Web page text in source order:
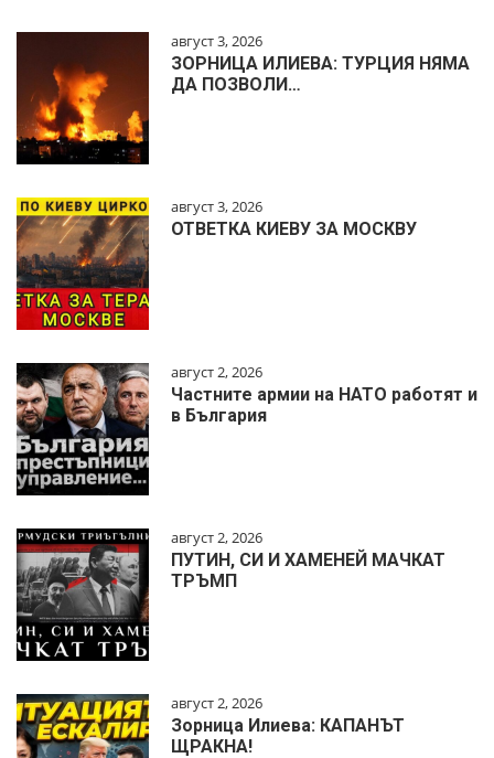
август 3, 2026
ЗОРНИЦА ИЛИЕВА: ТУРЦИЯ НЯМА
ДА ПОЗВОЛИ…
август 3, 2026
ОТВЕТКА КИЕВУ ЗА МОСКВУ
август 2, 2026
Частните армии на НАТО работят и
в България
август 2, 2026
ПУТИН, СИ И ХАМЕНЕЙ МАЧКАТ
ТРЪМП
август 2, 2026
Зорница Илиева: КАПАНЪТ
ЩРАКНА!